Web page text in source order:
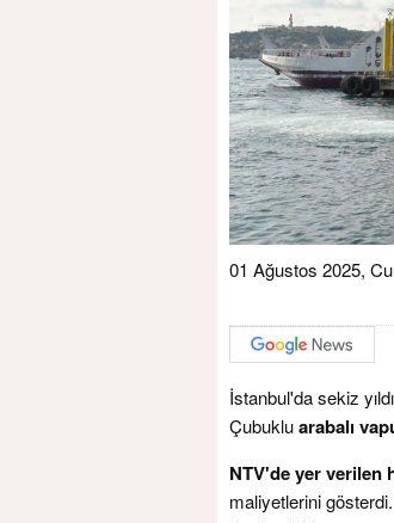
01 Ağustos 2025,
İstanbul'da sekiz
Çubukluarabalı
NTV'de yer verilen
maliyetlerini